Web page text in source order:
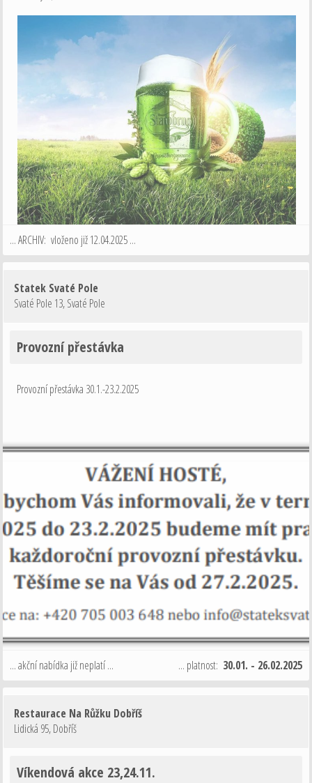
... ARCHIV: vloženo již 12.04.2025 ...
Statek Svaté Pole
Svaté Pole 13,Svaté Pole
Provozní přestávka
Provozní přestávka 30.1.-23.2.2025
... akční nabídka již neplatí ... ... platnost: 30.01. - 26.02.2025
Restaurace Na Růžku Dobříš
Lidická 95,Dobříš
Víkendová akce 23,24.11.